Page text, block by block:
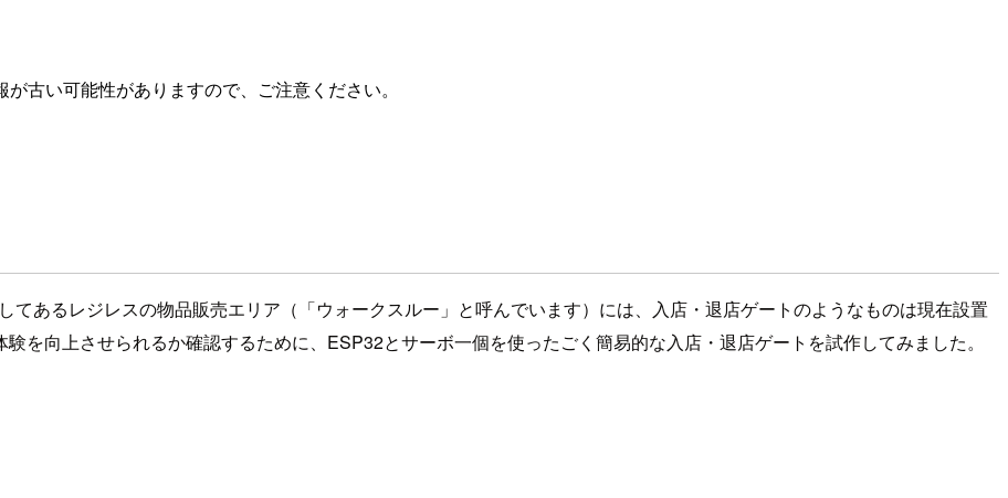
古い可能性がありますので、ご注意ください。
てあるレジレスの物品販売エリア（「ウォークスルー」と呼んでいます）には、入店・退店ゲートのようなものは現在設置
を向上させられるか確認するために、ESP32とサーボ一個を使ったごく簡易的な入店・退店ゲートを試作してみました。